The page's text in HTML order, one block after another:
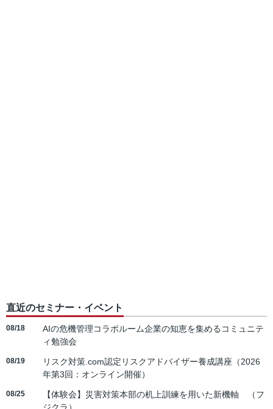
直近のセミナー・イベント
08/18
AIの危機管理コラボルーム企業の知恵を集めるコミュニテ
ィ勉強会
08/19
リスク対策.com認定リスクアドバイザー養成講座（2026
年第3回：オンライン開催）
08/25
【体験会】災害対策本部の机上訓練を用いた新機軸 （フ